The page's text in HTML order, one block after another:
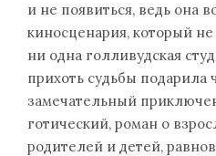
и не появиться, ведь она
киносценария, который
ни одна голливудская
прихоть судьбы подарила
замечательный
готический, роман о
родителей и детей,